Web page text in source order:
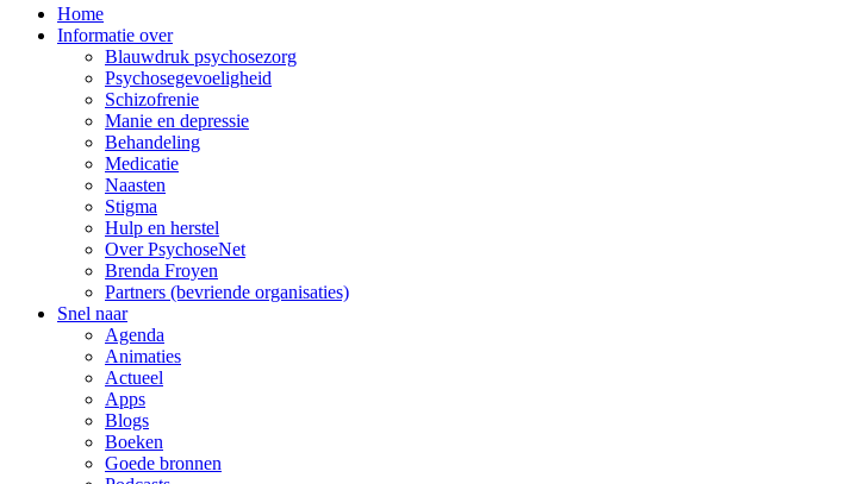
Main
Navigation
Home
Informatie over
Blauwdruk psychosezorg
Psychosegevoeligheid
Schizofrenie
Manie en depressie
Behandeling
Medicatie
Naasten
Stigma
Hulp en herstel
Over PsychoseNet
Brenda Froyen
Partners (bevriende organisaties)
Snel naar
Agenda
Animaties
Actueel
Apps
Blogs
Boeken
Goede bronnen